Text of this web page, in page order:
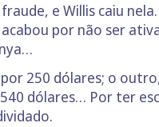
e Willis caiu
por não ser
250 dólares; o
dólares… Por ter